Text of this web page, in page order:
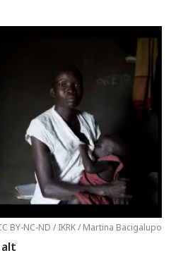
BY-NC-ND / IKRK / Martina Bacigalupo
alt